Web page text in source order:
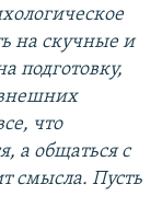
на скучные и
подготовку,
что
а общаться с
смысла. Пусть